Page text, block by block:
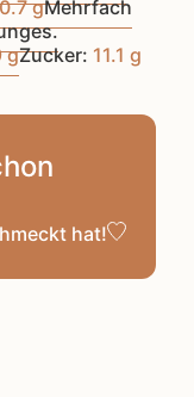
0.7 gMehrfach
gZucker: 11.1 g
hat!